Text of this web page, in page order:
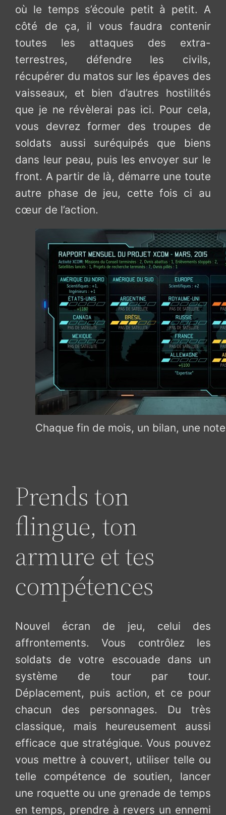
où le temps s’écoule petit à petit. A
côté de ça, il vous faudra contenir
toutes les attaques des extra-
terrestres, défendre les civils,
récupérer du matos sur les épaves des
vaisseaux, et bien d’autres hostilités
que je ne révèlerai pas ici. Pour cela,
vous devrez former des troupes de
soldats aussi suréquipés que biens
dans leur peau, puis les envoyer sur le
front. A partir de là, démarre une toute
autre phase de jeu, cette fois ci au
cœur de l’action.
Chaque fin de mois, un bilan, une
Prends ton
flingue, ton
armure et tes
compétences
Nouvel écran de jeu, celui des
affrontements. Vous contrôlez les
soldats de votre escouade dans un
système de tour par tour.
Déplacement, puis action, et ce pour
chacun des personnages. Du très
classique, mais heureusement aussi
efficace que stratégique. Vous pouvez
vous mettre à couvert, utiliser telle ou
telle compétence de soutien, lancer
une roquette ou une grenade de temps
en temps, prendre à revers un ennemi